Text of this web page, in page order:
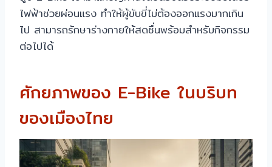
ไฟฟ้าช่วยผ่อนแรง ทำให้ผู้ขับขี่ไม่ต้องออกแรงมากเกิน
ไป สามารถรักษาร่างกายให้สดชื่นพร้อมสำหรับกิจกรรม
ต่อไปได้
ศักยภาพของ E-Bike ในบริบท
ของเมืองไทย